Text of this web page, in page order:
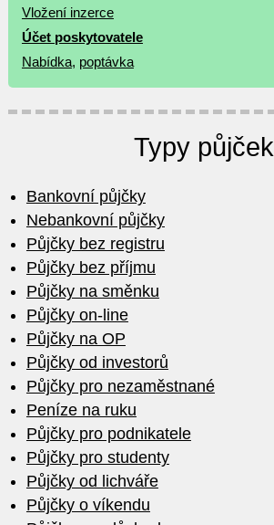
Vložení inzerce
Účet poskytovatele
Nabídka, poptávka
Typy půjček
Bankovní půjčky
Nebankovní půjčky
Půjčky bez registru
Půjčky bez příjmu
Půjčky na směnku
Půjčky on-line
Půjčky na OP
Půjčky od investorů
Půjčky pro nezaměstnané
Peníze na ruku
Půjčky pro podnikatele
Půjčky pro studenty
Půjčky od lichváře
Půjčky o víkendu